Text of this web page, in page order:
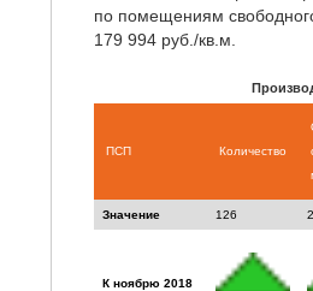
по помещениям
179 994 руб./кв.м.
ПСП Количество
Значение 126
К ноябрю 2018